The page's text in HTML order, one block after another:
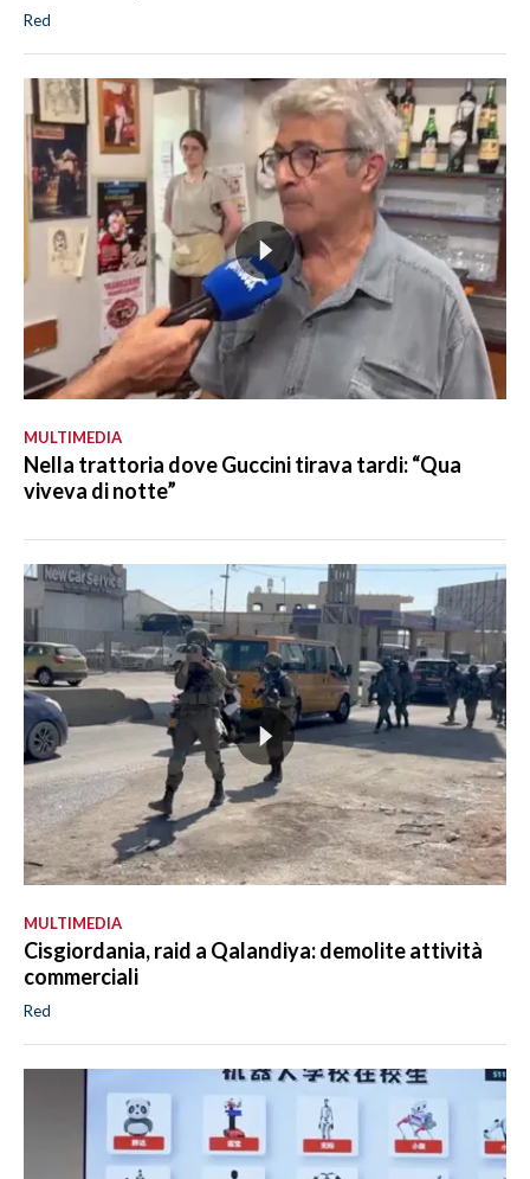
Red
MULTIMEDIA
Nella trattoria dove Guccini tirava tardi: “Qua
viveva di notte”
MULTIMEDIA
Cisgiordania, raid a Qalandiya: demolite attività
commerciali
Red